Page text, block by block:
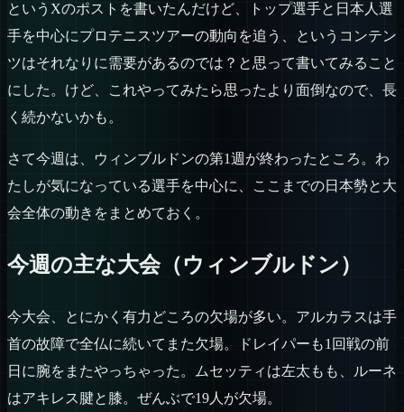
というXのポストを書いたんだけど、トップ選手と日本人選
手を中心にプロテニスツアーの動向を追う、というコンテン
ツはそれなりに需要があるのでは？と思って書いてみること
にした。けど、これやってみたら思ったより面倒なので、長
く続かないかも。
さて今週は、ウィンブルドンの第1週が終わったところ。わ
たしが気になっている選手を中心に、ここまでの日本勢と大
会全体の動きをまとめておく。
今週の主な大会（ウィンブルドン）
今大会、とにかく有力どころの欠場が多い。アルカラスは手
首の故障で全仏に続いてまた欠場。ドレイパーも1回戦の前
日に腕をまたやっちゃった。ムセッティは左太もも、ルーネ
はアキレス腱と膝。ぜんぶで19人が欠場。